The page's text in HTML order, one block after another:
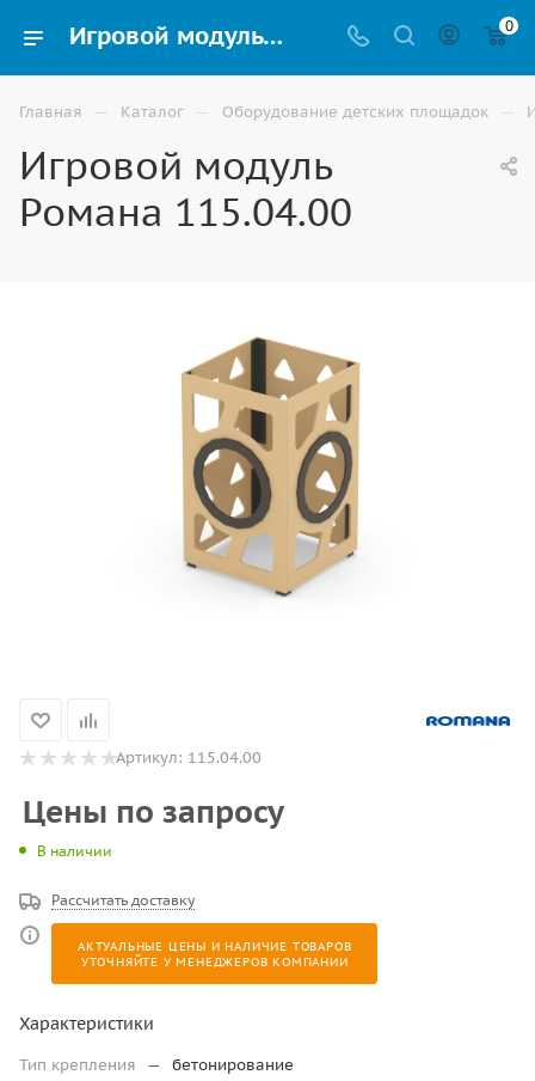
Игровой модуль Романа 115.04.00 на улицу для детской площадки купить в Астрахани 0
Главная — Каталог — Оборудование детских площадок —
Игровой модуль
Романа 115.04.00
Артикул: 115.04.00
Цены по запросу
В наличии
Рассчитать доставку
АКТУАЛЬНЫЕ ЦЕНЫ И НАЛИЧИЕ ТОВАРОВ
УТОЧНЯЙТЕ У МЕНЕДЖЕРОВ КОМПАНИИ
Характеристики
Тип крепления —
бетонирование